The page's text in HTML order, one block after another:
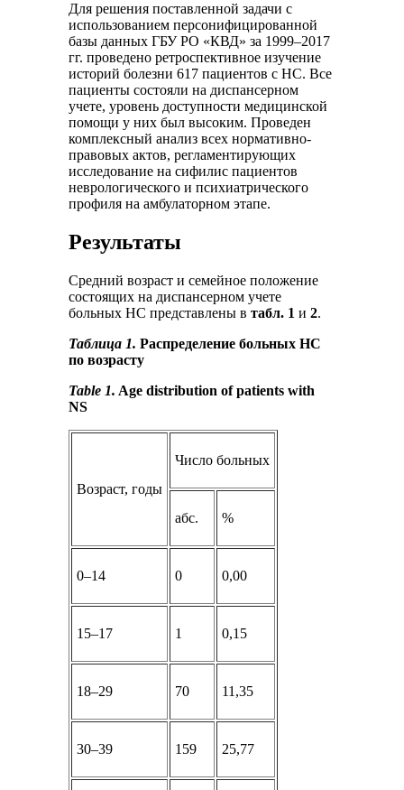
Для решения поставленной задачи с
использованием персонифицированной
базы данных ГБУ РО «КВД» за 1999–2017
гг. проведено ретроспективное изучение
историй болезни 617 пациентов с НС. Все
пациенты состояли на диспансерном
учете, уровень доступности медицинской
помощи у них был высоким. Проведен
комплексный анализ всех нормативно-
правовых актов, регламентирующих
исследование на сифилис пациентов
неврологического и психиатрического
профиля на амбулаторном этапе.
Результаты
Средний возраст и семейное положение
состоящих на диспансерном учете
больных НС представлены втабл. 1 и2.
Таблица 1. Распределение больных НС
по возрасту
Table 1. Age distribution of patients with
NS
Возраст, годы
Число больных
абс. %
0–14 0 0,00
15–17 1 0,15
18–29 70 11,35
30–39 159 25,77